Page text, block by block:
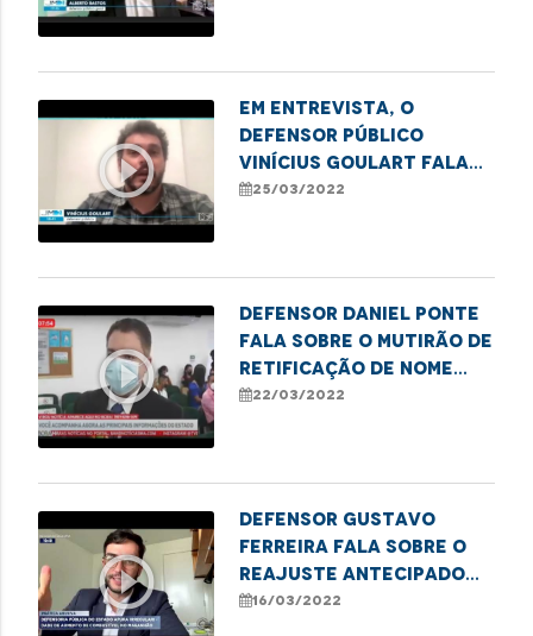
Defensoria
play_circle_outline
Em entrevista, o
defensor público
Vinícius Goulart fala
sobre a atuação da DPE
por falta de
25/03/2022
play_circle_outline
Defensor Daniel Ponte
fala sobre o mutirão de
retificação de nome
social e gênero em
22/03/2022
play_circle_outline
Defensor Gustavo
Ferreira fala sobre o
reajuste antecipado
dos combustíveis em
16/03/2022